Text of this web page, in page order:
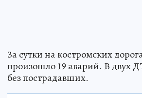
За сутки на костромских
произошло 19 аварий. В двух
без пострадавших.